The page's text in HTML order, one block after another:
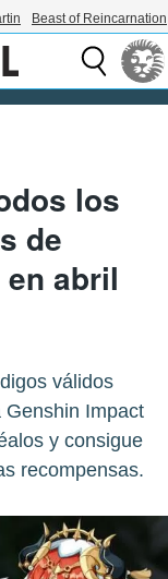
Beast of Reincarnation
los
de
abril
válidos
Impact
y consigue
recompensas.